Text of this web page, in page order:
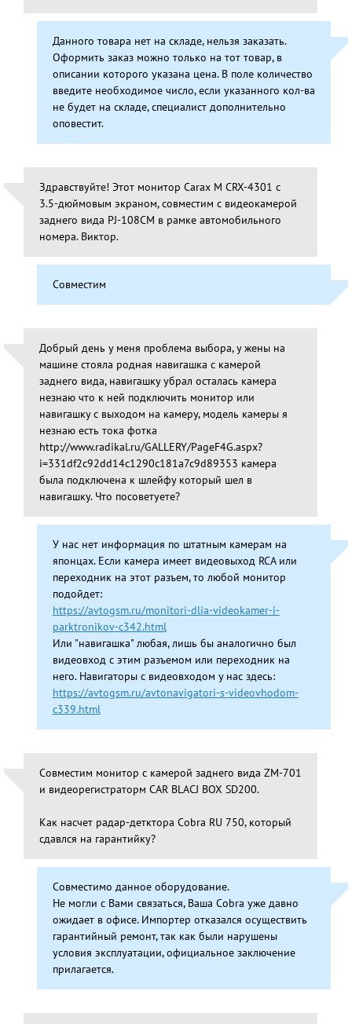
Данного товара нет на складе, нельзя заказать.
Оформить заказ можно только на тот товар, в
описании которого указана цена. В поле количество
введите необходимое число, если указанного кол-ва
не будет на складе, специалист дополнительно
оповестит.
Здравствуйте! Этот монитор Carax M CRX-4301 с
3.5-дюймовым экраном, совместим с видеокамерой
заднего вида PJ-108CM в рамке автомобильного
номера. Виктор.
Совместим
Добрый день у меня проблема выбора, у жены на
машине стояла родная навигашка с камерой
заднего вида, навигашку убрал осталась камера
незнаю что к ней подключить монитор или
навигашку с выходом на камеру, модель камеры я
незнаю есть тока фотка
http://www.radikal.ru/GALLERY/PageF4G.aspx?
i=331df2c92dd14c1290c181a7c9d89353 камера
была подключена к шлейфу который шел в
навигашку. Что посоветуете?
У нас нет информация по штатным камерам на
японцах. Если камера имеет видеовыход RCA или
переходник на этот разъем, то любой монитор
подойдет:
https://avtogsm.ru/monitori-dlia-videokamer-i-
parktronikov-c342.html
Или "навигашка" любая, лишь бы аналогично был
видеовход с этим разъемом или переходник на
него. Навигаторы с видеовходом у нас здесь:
https://avtogsm.ru/avtonavigatori-s-videovhodom-
c339.html
Совместим монитор с камерой заднего вида ZM-701
и видеорегистраторм CAR BLACJ BOX SD200.
Как насчет радар-детктора Cobra RU 750, который
сдавлся на гарантийку?
Совместимо данное оборудование.
Не могли с Вами связаться, Ваша Cobra уже давно
ожидает в офисе. Импортер отказался осуществить
гарантийный ремонт, так как были нарушены
условия эксплуатации, официальное заключение
прилагается.